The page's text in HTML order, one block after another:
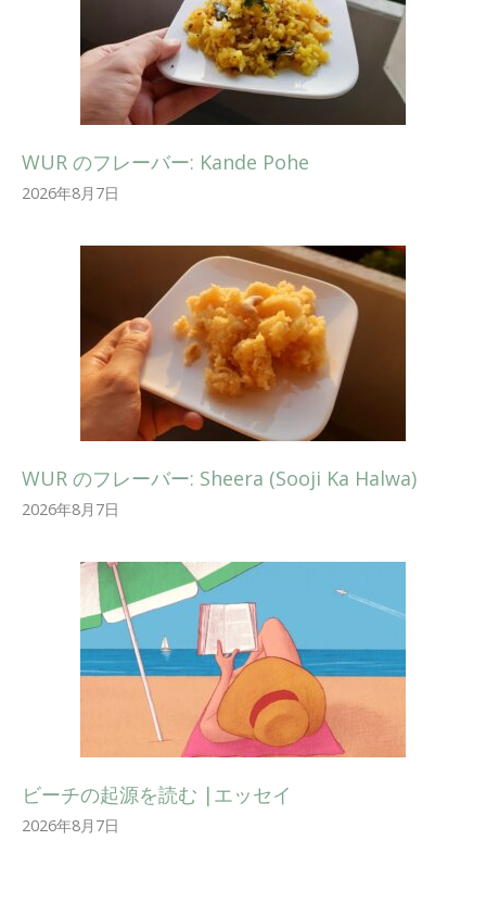
WUR のフレーバー: Kande Pohe
2026年8月7日
WUR のフレーバー: Sheera (Sooji Ka Halwa)
2026年8月7日
ビーチの起源を読む |エッセイ
2026年8月7日